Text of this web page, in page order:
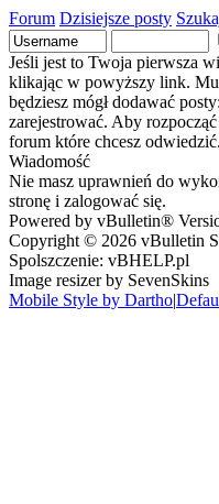
Forum Dzisiejsze posty
Jeśli jest to Twoja pierwsza
klikając w powyższy link.
będziesz mógł dodawać
zarejestrować. Aby
forum które chcesz odwiedzić.
Wiadomość
Nie masz uprawnień do
stronę i zalogować się.
Powered by vBulletin®
Copyright © 2026 vBulletin
Spolszczenie: vBHELP.pl
Image resizer by SevenSkins
Mobile Style by Dartho|